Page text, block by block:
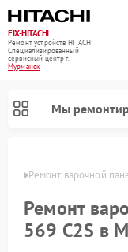
FIX-HITACHI
Ремонт устройств HITACHI
Специализированный
cервисный центр г.
Мурманск
Мы
Ремонт варочной
Ремонт
569 C2S в